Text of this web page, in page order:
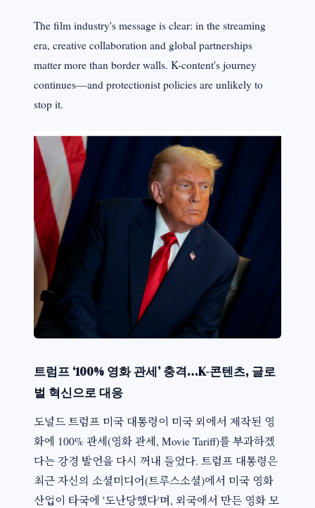
The film industry's message is clear: in the streaming
era, creative collaboration and global partnerships
matter more than border walls. K-content's journey
continues—and protectionist policies are unlikely to
stop it.
트럼프 ‘100% 영화 관세’ 충격…K-콘텐츠, 글로
벌 혁신으로 대응
도널드 트럼프 미국 대통령이 미국 외에서 제작된 영
화에 100% 관세(영화 관세, Movie Tariff)를 부과하겠
다는 강경 발언을 다시 꺼내 들었다. 트럼프 대통령은
최근 자신의 소셜미디어(트루스소셜)에서 미국 영화
산업이 타국에 '도난당했다'며, 외국에서 만든 영화 모